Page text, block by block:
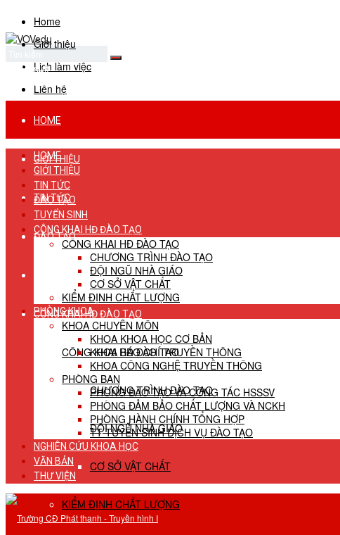
Home
Giới thiệu
Lịch làm việc
Liên hệ
No Result
View All Result
HOME
GIỚI THIỆU
TIN TỨC
ĐÀO TẠO
TUYỂN SINH
CÔNG KHAI HĐ ĐÀO TẠO
CÔNG KHAI HĐ ĐÀO TẠO
CHƯƠNG TRÌNH ĐÀO TẠO
ĐỘI NGŨ NHÀ GIÁO
CƠ SỞ VẬT CHẤT
KIỂM ĐỊNH CHẤT LƯỢNG
HOME
GIỚI THIỆU
TIN TỨC
ĐÀO TẠO
TUYỂN SINH
CÔNG KHAI HĐ ĐÀO TẠO
CÔNG KHAI HĐ ĐÀO TẠO
CHƯƠNG TRÌNH ĐÀO TẠO
ĐỘI NGŨ NHÀ GIÁO
CƠ SỞ VẬT CHẤT
KIỂM ĐỊNH CHẤT LƯỢNG
PHÒNG KHOA
KHOA CHUYÊN MÔN
KHOA KHOA HỌC CƠ BẢN
KHOA BÁO CHÍ TRUYỀN THÔNG
KHOA CÔNG NGHỆ TRUYỀN THÔNG
PHÒNG BAN
PHÒNG ĐÀO TẠO VÀ CÔNG TÁC HSSSV
PHÒNG ĐẢM BẢO CHẤT LƯỢNG VÀ NCKH
PHÒNG HÀNH CHÍNH TỔNG HỢP
TT TUYỂN SINH DỊCH VỤ ĐÀO TẠO
NGHIÊN CỨU KHOA HỌC
VĂN BẢN
THƯ VIỆN